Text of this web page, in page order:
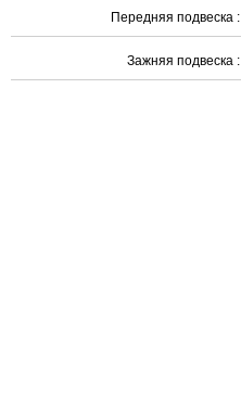
Передняя подвеска :
Зажняя подвеска :